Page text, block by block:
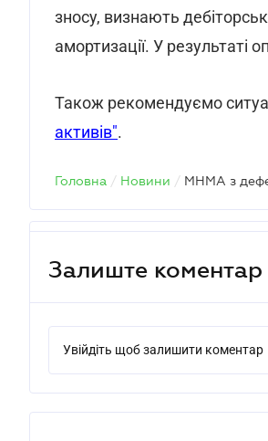
зносу, визнають
амортизації. У результаті
Також рекомендуємо
активів".
Головна / Новини /
Залиште коментар
Увійдіть щоб залишити коментар